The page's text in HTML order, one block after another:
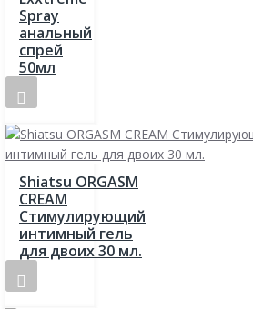
Spray
анальный
спрей
50мл
Shiatsu ORGASM
CREAM
Стимулирующий
интимный гель
для двоих 30 мл.